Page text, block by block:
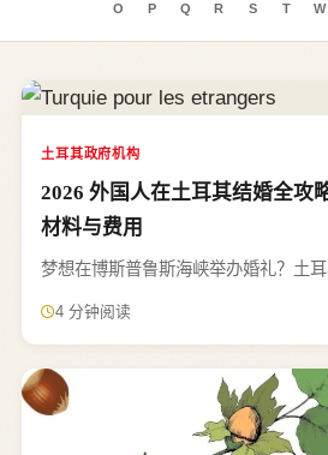
O P Q R S T W
土耳其政府机构
2026 外国人在土耳其结婚全攻
材料与费用
梦想在博斯普鲁斯海峡举办婚礼？土耳
4 分钟阅读